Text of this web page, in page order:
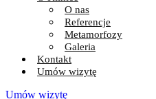
O nas
Referencje
Metamorfozy
Galeria
Kontakt
Umów wizytę
Umów wizytę